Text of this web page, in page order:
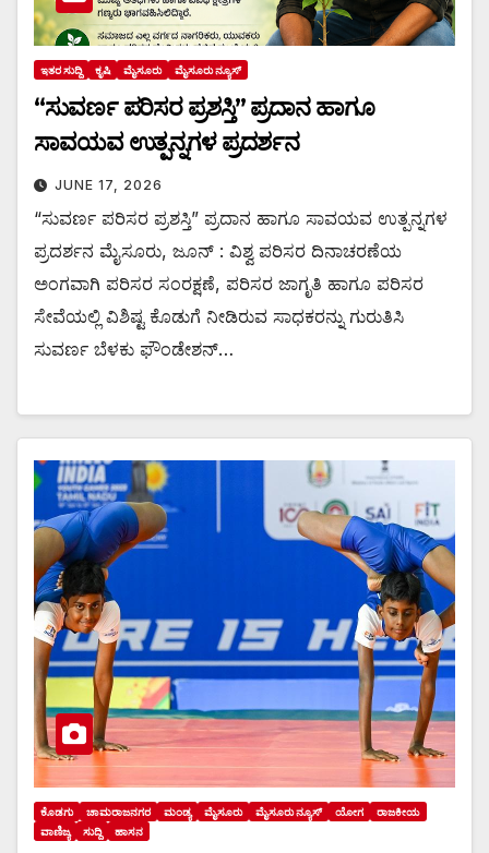
ಇತರ ಸುದ್ದಿ ಕೃಷಿ ಮೈಸೂರು ಮೈಸೂರು ನ್ಯೂಸ್
“ಸುವರ್ಣ ಪರಿಸರ ಪ್ರಶಸ್ತಿ” ಪ್ರದಾನ ಹಾಗೂ
ಸಾವಯವ ಉತ್ಪನ್ನಗಳ ಪ್ರದರ್ಶನ
JUNE 17, 2026
“ಸುವರ್ಣ ಪರಿಸರ ಪ್ರಶಸ್ತಿ” ಪ್ರದಾನ ಹಾಗೂ ಸಾವಯವ ಉತ್ಪನ್ನಗಳ
ಪ್ರದರ್ಶನ ಮೈಸೂರು, ಜೂನ್ : ವಿಶ್ವ ಪರಿಸರ ದಿನಾಚರಣೆಯ
ಅಂಗವಾಗಿ ಪರಿಸರ ಸಂರಕ್ಷಣೆ, ಪರಿಸರ ಜಾಗೃತಿ ಹಾಗೂ ಪರಿಸರ
ಸೇವೆಯಲ್ಲಿ ವಿಶಿಷ್ಟ ಕೊಡುಗೆ ನೀಡಿರುವ ಸಾಧಕರನ್ನು ಗುರುತಿಸಿ
ಸುವರ್ಣ ಬೆಳಕು ಫೌಂಡೇಶನ್…
ಕೊಡಗು ಚಾಮರಾಜನಗರ ಮಂಡ್ಯ ಮೈಸೂರು ಮೈಸೂರು ನ್ಯೂಸ್ ಯೋಗ
ರಾಜಕೀಯ
ವಾಣಿಜ್ಯ
ಸುದ್ದಿ ಹಾಸನ